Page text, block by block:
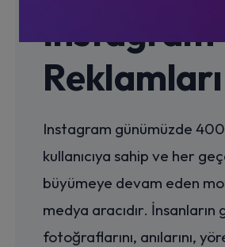
İnstagram
Reklamları
Instagram günümüzde
kullanıcıya sahip ve her
büyümeye devam eden
medya aracıdır. İnsanların
fotoğraflarını, anılarını,